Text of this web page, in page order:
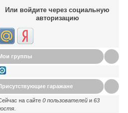
Или войдите через социальную
авторизацию
группы
гаражане
на сайте 0 пользователей и 63